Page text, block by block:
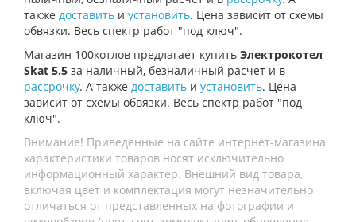
также доставить и установить. Цена зависит от схемы
обвязки. Весь спектр работ "под ключ".
Магазин 100котлов предлагает купить Электрокотел
Skat 5.5 за наличный, безналичный расчет и в
рассрочку. А также доставить и установить. Цена
зависит от схемы обвязки. Весь спектр работ "под
ключ".
Внимание! Приведенные на сайте интернет-магазина
характеристики товаров носят исключительно
информационный характер. Внешний вид товара,
включая цвет и комплектация могут незначительно
отличаться от представленных на фотографии и